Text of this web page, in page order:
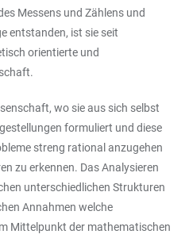
Messens und Zählens und
entstanden, ist sie seit
orientierte und
wo sie aus sich selbst
formuliert und diese
streng rational anzugehen
zu erkennen. Das Analysieren
unterschiedlichen Strukturen
Annahmen welche
Mittelpunkt der mathematischen